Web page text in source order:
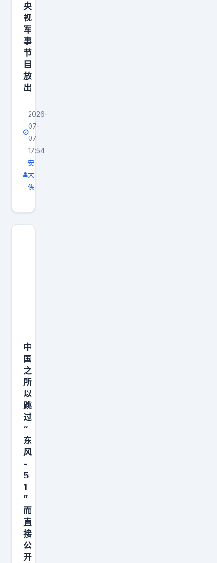
央
视
军
事
节
目
放
出
2026-
07-
07
17:54
安
大
侠
中
国
之
所
以
跳
过
“
东
风
-
5
1
”
而
直
接
公
开